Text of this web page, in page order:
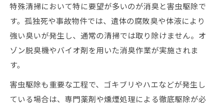
特殊清掃において特に要望が多いのが消臭と害虫駆除で
す。孤独死や事故物件では、遺体の腐敗臭や体液により
強い臭いが発生し、通常の清掃では取り除けません。オ
ゾン脱臭機やバイオ剤を用いた消臭作業が実施されま
す。
害虫駆除も重要な工程で、ゴキブリやハエなどが発生し
ている場合は、専門薬剤や燻煙処理による徹底駆除が必